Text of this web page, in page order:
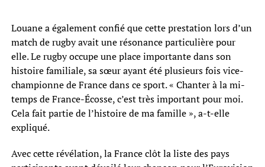
Louane a également confié que cette prestation lors d’un
match de rugby avait une résonance particulière pour
elle. Le rugby occupe une place importante dans son
histoire familiale, sa sœur ayant été plusieurs fois vice-
championne de France dans ce sport. « Chanter à la mi-
temps de France-Écosse, c’est très important pour moi.
Cela fait partie de l’histoire de ma famille », a-t-elle
expliqué.
Avec cette révélation, la France clôt la liste des pays